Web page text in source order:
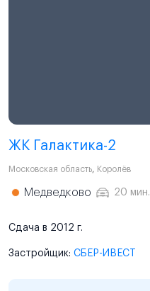
ЖК Галактика-2
Московская область, Королёв
Медведково 20 мин.
Сдача в 2012 г.
Застройщик: СБЕР-ИВЕСТ